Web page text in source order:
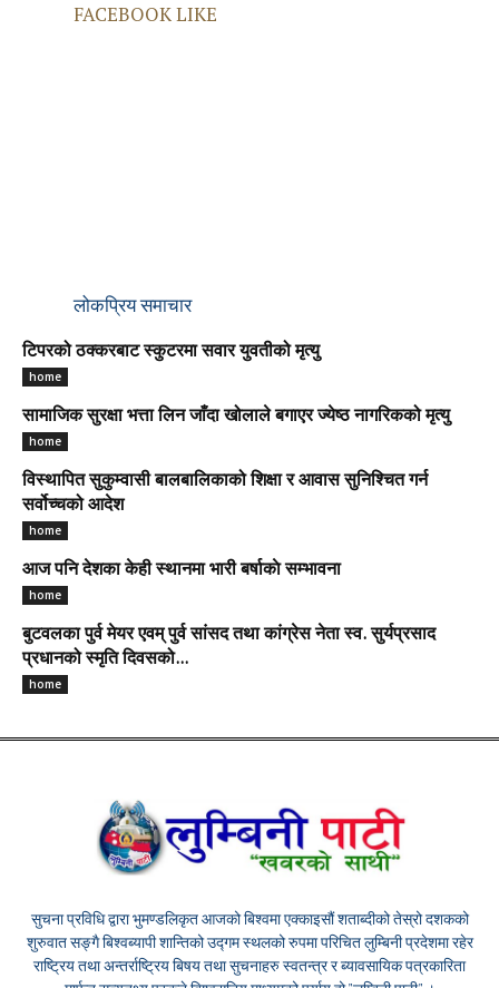
FACEBOOK LIKE
लोकप्रिय समाचार
टिपरको ठक्करबाट स्कुटरमा सवार युवतीको मृत्यु
home
सामाजिक सुरक्षा भत्ता लिन जाँदा खोलाले बगाएर ज्येष्ठ नागरिकको मृत्यु
home
विस्थापित सुकुम्वासी बालबालिकाको शिक्षा र आवास सुनिश्चित गर्न
सर्वोच्चको आदेश
home
आज पनि देशका केही स्थानमा भारी बर्षाकाे सम्भावना
home
बुटवलका पुर्व मेयर एवम् पुर्व सांसद तथा कांग्रेस नेता स्व. सुर्यप्रसाद
प्रधानको स्मृति दिवसको...
home
सुचना प्रविधि द्वारा भुमण्डलिकृत आजको बिश्वमा एक्काइसौं शताब्दीको तेस्रो दशकको
शुरुवात सङ्गै बिश्वब्यापी शान्तिको उद्गम स्थलको रुपमा परिचित लुम्बिनी प्रदेशमा रहेर
राष्ट्रिय तथा अन्तर्राष्ट्रिय बिषय तथा सुचनाहरु स्वतन्त्र र ब्यावसायिक पत्रकारिता